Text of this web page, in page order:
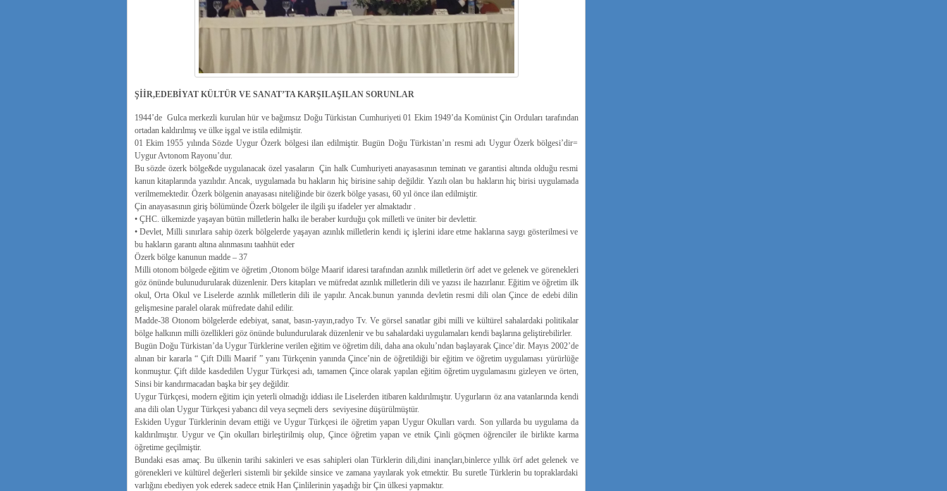
ŞİİR,EDEBİYAT KÜLTÜR VE SANAT’TA KARŞILAŞILAN SORUNLAR
1944’de Gulca merkezli kurulan hür ve bağımsız Doğu Türkistan Cumhuriyeti 01 Ekim 1949’da Komünist Çin Orduları tarafından
ortadan kaldırılmış ve ülke işgal ve istila edilmiştir.
01 Ekim 1955 yılında Sözde Uygur Özerk bölgesi ilan edilmiştir. Bugün Doğu Türkistan’ın resmi adı Uygur Özerk bölgesi’dir=
Uygur Avtonom Rayonu’dur.
Bu sözde özerk bölge&de uygulanacak özel yasaların Çin halk Cumhuriyeti anayasasının teminatı ve garantisi altında olduğu resmi
kanun kitaplarında yazılıdır. Ancak, uygulamada bu hakların hiç birisine sahip değildir. Yazılı olan bu hakların hiç birisi uygulamada
verilmemektedir. Özerk bölgenin anayasası niteliğinde bir özerk bölge yasası, 60 yıl önce ilan edilmiştir.
Çin anayasasının giriş bölümünde Özerk bölgeler ile ilgili şu ifadeler yer almaktadır .
• ÇHC. ülkemizde yaşayan bütün milletlerin halkı ile beraber kurduğu çok milletli ve üniter bir devlettir.
• Devlet, Milli sınırlara sahip özerk bölgelerde yaşayan azınlık milletlerin kendi iç işlerini idare etme haklarına saygı gösterilmesi ve
bu hakların garantı altına alınmasını taahhüt eder
Özerk bölge kanunun madde – 37
Milli otonom bölgede eğitim ve öğretim ,Otonom bölge Maarif idaresi tarafından azınlık milletlerin örf adet ve gelenek ve görenekleri
göz önünde bulunudurularak düzenlenir. Ders kitapları ve müfredat azınlık milletlerin dili ve yazısı ile hazırlanır. Eğitim ve öğretim ilk
okul, Orta Okul ve Liselerde azınlık milletlerin dili ile yapılır. Ancak.bunun yanında devletin resmi dili olan Çince de edebi dilin
gelişmesine paralel olarak müfredate dahil edilir.
Madde-38 Otonom bölgelerde edebiyat, sanat, basın-yayın,radyo Tv. Ve görsel sanatlar gibi milli ve kültürel sahalardaki politikalar
bölge halkının milli özellikleri göz önünde bulundurularak düzenlenir ve bu sahalardaki uygulamaları kendi başlarına geliştirebilirler.
Bugün Doğu Türkistan’da Uygur Türklerine verilen eğitim ve öğretim dili, daha ana okulu’ndan başlayarak Çince’dir. Mayıs 2002’de
alınan bir kararla “ Çift Dilli Maarif ” yanı Türkçenin yanında Çince’nin de öğretildiği bir eğitim ve öğretim uygulaması yürürlüğe
konmuştur. Çift dilde kasdedilen Uygur Türkçesi adı, tamamen Çince olarak yapılan eğitim öğretim uygulamasını gizleyen ve örten,
Sinsi bir kandırmacadan başka bir şey değildir.
Uygur Türkçesi, modern eğitim için yeterli olmadığı iddiası ile Liselerden itibaren kaldırılmıştır. Uygurların öz ana vatanlarında kendi
ana dili olan Uygur Türkçesi yabancı dil veya seçmeli ders seviyesine düşürülmüştür.
Eskiden Uygur Türklerinin devam ettiği ve Uygur Türkçesi ile öğretim yapan Uygur Okulları vardı. Son yıllarda bu uygulama da
kaldırılmıştır. Uygur ve Çin okulları birleştirilmiş olup, Çince öğretim yapan ve etnik Çinli göçmen öğrenciler ile birlikte karma
öğretime geçilmiştir.
Bundaki esas amaç. Bu ülkenin tarihi sakinleri ve esas sahipleri olan Türklerin dili,dini inançları,binlerce yıllık örf adet gelenek ve
görenekleri ve kültürel değerleri sistemli bir şekilde sinsice ve zamana yayılarak yok etmektir. Bu suretle Türklerin bu topraklardaki
varlığını ebediyen yok ederek sadece etnik Han Çinlilerinin yaşadığı bir Çin ülkesi yapmaktır.